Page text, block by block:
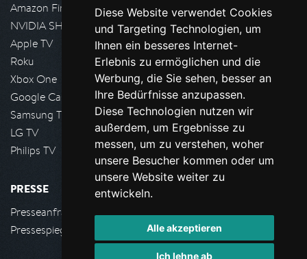
Diese Website verwendet Cookies
und Targeting Technologien, um
Ihnen ein besseres Internet-
Erlebnis zu ermöglichen und die
Werbung, die Sie sehen, besser an
Ihre Bedürfnisse anzupassen.
Diese Technologien nutzen wir
außerdem, um Ergebnisse zu
messen, um zu verstehen, woher
unsere Besucher kommen oder um
unsere Website weiter zu
entwickeln.
Alle akzeptieren
Ich lehne ab
Amazon FireTV
NVIDIA SHIELD, Google TV
Apple TV
Roku
Xbox One
Google Cast
Samsung TV
LG TV
Philips TV
PRESSE
Presseanfrage stellen
Pressespiegel